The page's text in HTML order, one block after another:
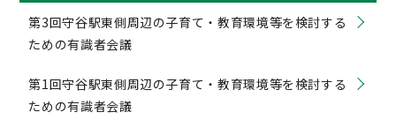
第3回守谷駅東側周辺の子育て・教育環境等を検討する
ための有識者会議
第1回守谷駅東側周辺の子育て・教育環境等を検討する
ための有識者会議